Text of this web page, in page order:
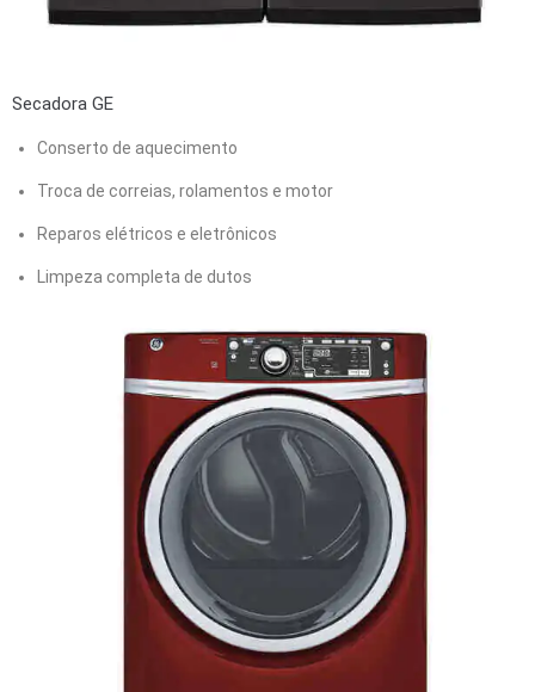
Secadora GE
Conserto de aquecimento
Troca de correias, rolamentos e motor
Reparos elétricos e eletrônicos
Limpeza completa de dutos